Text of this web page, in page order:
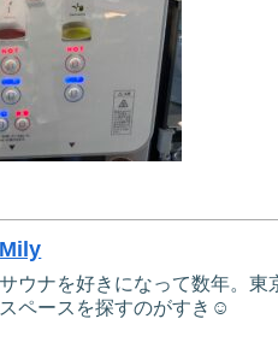
Mily
サウナを好きになって数年。東
スペースを探すのがすき☺